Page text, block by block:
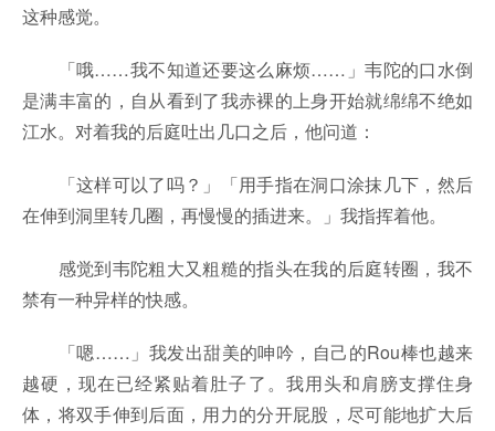
这种感觉。
「哦……我不知道还要这么麻烦……」韦陀的口水倒
是满丰富的，自从看到了我赤裸的上身开始就绵绵不绝如
江水。对着我的后庭吐出几口之后，他问道：
「这样可以了吗？」「用手指在洞口涂抹几下，然后
在伸到洞里转几圈，再慢慢的插进来。」我指挥着他。
感觉到韦陀粗大又粗糙的指头在我的后庭转圈，我不
禁有一种异样的快感。
「嗯……」我发出甜美的呻吟，自己的Rou棒也越来
越硬，现在已经紧贴着肚子了。我用头和肩膀支撑住身
体，将双手伸到后面，用力的分开屁股，尽可能地扩大后